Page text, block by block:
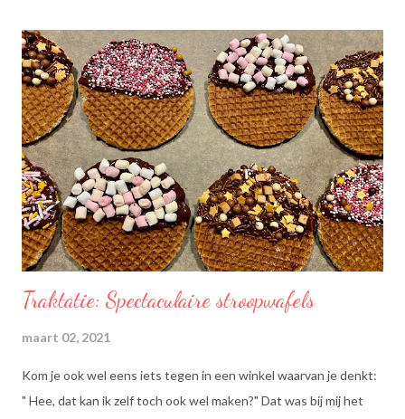
Traktatie: Spectaculaire stroopwafels
maart 02, 2021
Kom je ook wel eens iets tegen in een winkel waarvan je denkt:
" Hee, dat kan ik zelf toch ook wel maken?" Dat was bij mij het